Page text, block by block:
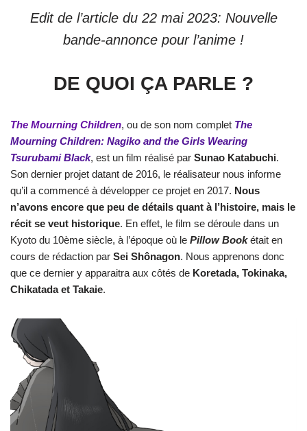
Edit de l’article du 22 mai 2023: Nouvelle
bande-annonce pour l’anime !
DE QUOI ÇA PARLE ?
The Mourning Children, ou de son nom complet The
Mourning Children: Nagiko and the Girls Wearing
Tsurubami Black, est un film réalisé par Sunao Katabuchi.
Son dernier projet datant de 2016, le réalisateur nous informe
qu’il a commencé à développer ce projet en 2017. Nous
n’avons encore que peu de détails quant à l’histoire, mais le
récit se veut historique. En effet, le film se déroule dans un
Kyoto du 10ème siècle, à l’époque où le Pillow Bookétait en
cours de rédaction par Sei Shônagon. Nous apprenons donc
que ce dernier y apparaitra aux côtés de Koretada, Tokinaka,
Chikatada et Takaie.